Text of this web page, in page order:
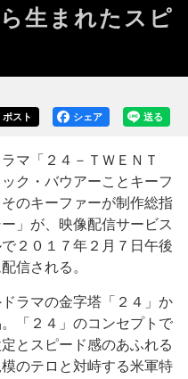
生まれたスピ
送る
シェア
ポスト
マ「２４－ＴＷＥＮＴ
ク・バウアーことキーフ
のキーファーが制作総指
」が、映像配信サービス
２０１７年２月７日午後
信される。
ラマの金字塔「２４」か
「２４」のコンセプトで
とスピード感のあふれる
のテロと対峙する米軍特